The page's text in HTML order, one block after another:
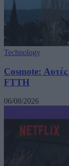
Technology
Cosmote: Αυτές
FTTH
06/08/2026